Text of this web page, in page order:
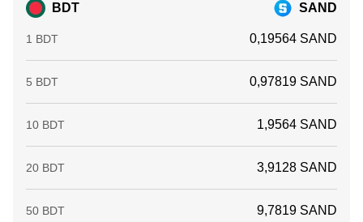
BDT SAND
1 BDT 0,19564 SAND
5 BDT 0,97819 SAND
10 BDT 1,9564 SAND
20 BDT 3,9128 SAND
50 BDT 9,7819 SAND